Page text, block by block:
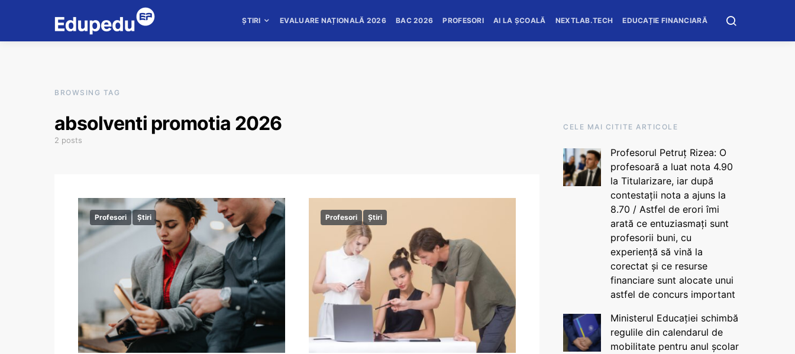
ȘTIRI EVALUARE NAȚIONALĂ 2026 BAC 2026 PROFESORI AI LA ȘCOALĂ NEXTLAB.TECH EDUCAȚIE FINANCIARĂ
BROWSING TAG
absolventi promotia 2026
2 posts
Profesori Știri Profesori Știri
CELE MAI CITITE ARTICOLE
Profesorul Petruț Rizea: O
profesoară a luat nota 4.90
la Titularizare, iar după
contestații nota a ajuns la
8.70 / Astfel de erori îmi
arată ce entuziasmați sunt
profesorii buni, cu
experiență să vină la
corectat și ce resurse
financiare sunt alocate unui
astfel de concurs important
Ministerul Educației schimbă
regulile din calendarul de
mobilitate pentru anul școlar